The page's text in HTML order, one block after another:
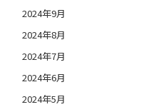
2024年9月
2024年8月
2024年7月
2024年6月
2024年5月